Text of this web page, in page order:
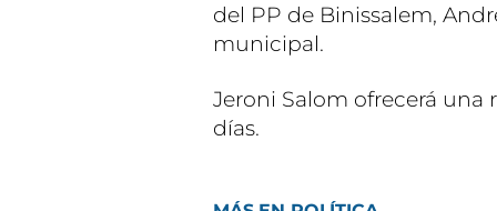
del PP de Binissalem,
municipal.
Jeroni Salom ofrecerá
días.